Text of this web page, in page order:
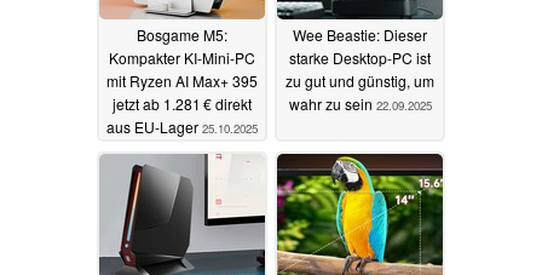
Bosgame M5:
Kompakter KI-Mini-PC
mit Ryzen AI Max+ 395
jetzt ab 1.281 € direkt
aus EU-Lager 25.10.2025
Wee Beastie: Dieser
starke Desktop-PC ist
zu gut und günstig, um
wahr zu sein 22.09.2025